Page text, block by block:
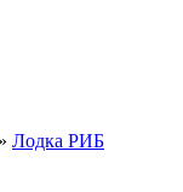
» Лодка РИБ